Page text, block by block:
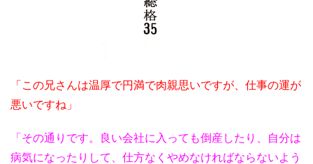
「この兄さんは温厚で円満で肉親思いですが、仕事の運が
悪いですね」
「その通りです。良い会社に入っても倒産したり、自分は
病気になったりして、仕方なくやめなければならないよう